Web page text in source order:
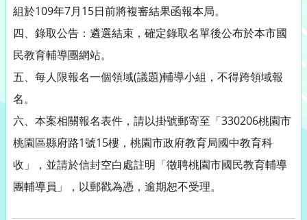
組於109年7月15日前將複審結果函報本局。
四、錄取公告：遴選結束，確定錄取名單後公布於本市國
民教育輔導團網站。
五、每人限報名一個領域(議題)輔導小組，不得跨領域報
名。
六、本案相關報名表件，請以掛號郵寄至「330206桃園市
桃園區縣府路1號15樓，桃園市政府教育局國中教育科
收」，並請於信封空白處註明「徵聘桃園市國民教育輔導
團輔導員」，以郵戳為憑，逾期恕不受理。